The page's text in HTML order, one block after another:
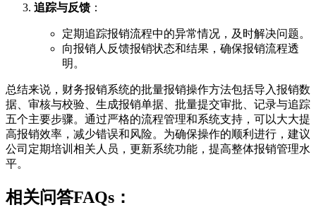
追踪与反馈 ：
定期追踪报销流程中的异常情况，及时解决问题。
向报销人反馈报销状态和结果，确保报销流程透
明。
总结来说，财务报销系统的批量报销操作方法包括导入报销数
据、审核与校验、生成报销单据、批量提交审批、记录与追踪
五个主要步骤。通过严格的流程管理和系统支持，可以大大提
高报销效率，减少错误和风险。为确保操作的顺利进行，建议
公司定期培训相关人员，更新系统功能，提高整体报销管理水
平。
相关问答FAQs：